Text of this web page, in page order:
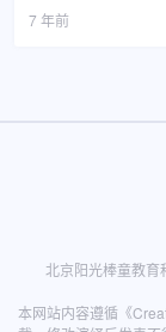
7 年前
北京阳光棒童教
本网站内容遵循 《